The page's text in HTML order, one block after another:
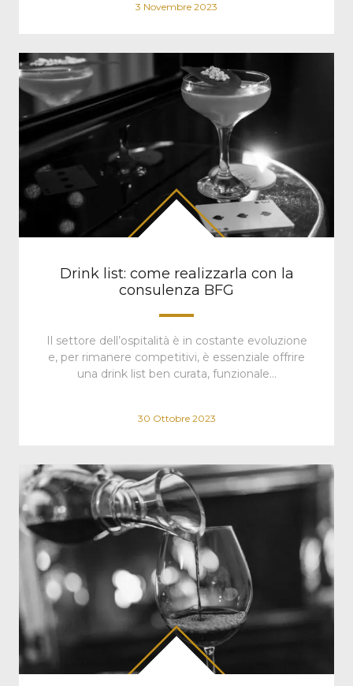
3 Novembre 2023
Drink list: come realizzarla con la
consulenza BFG
Il settore dell’ospitalità è in costante evoluzione
e, per rimanere competitivi, è essenziale offrire
una drink list ben curata, funzionale…
30 Ottobre 2023